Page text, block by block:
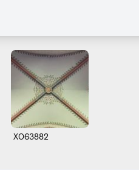
X063882